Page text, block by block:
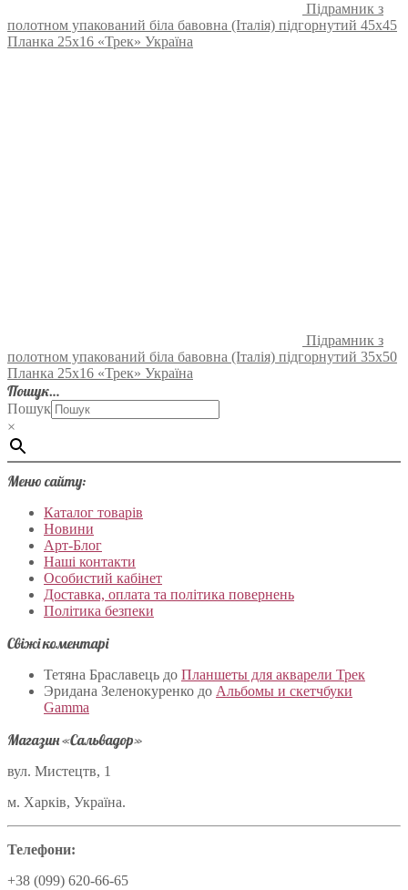
Підрамник з
полотном упакований біла бавовна (Італія) підгорнутий 45х45
Планка 25х16 «Трек» Україна
Підрамник з
полотном упакований біла бавовна (Італія) підгорнутий 35х50
Планка 25х16 «Трек» Україна
Пошук…
Пошук
×
Меню сайту:
Каталог товарів
Новини
Арт-Блог
Наші контакти
Особистий кабінет
Доставка, оплата та політика повернень
Політика безпеки
Свіжі коментарі
Тетяна Браславець до Планшеты для акварели Трек
Эридана Зеленокуренко до Альбомы и скетчбуки
Gamma
Магазин «Сальвадор»
вул. Мистецтв, 1
м. Харків, Україна.
Телефони:
+38 (099) 620-66-65